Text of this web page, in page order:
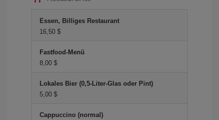
Essen, Billiges Restaurant
16,50 $
Fastfood-Menü
8,00 $
Lokales Bier (0,5-Liter-Glas oder Pint)
5,00 $
Cappuccino (normal)